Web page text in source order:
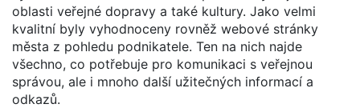
oblasti veřejné dopravy a také kultury. Jako velmi
kvalitní byly vyhodnoceny rovněž webové stránky
města z pohledu podnikatele. Ten na nich najde
všechno, co potřebuje pro komunikaci s veřejnou
správou, ale i mnoho další užitečných informací a
odkazů.